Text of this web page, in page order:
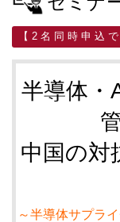
【 2 名 同 時 申 込
半導体・
中国の対
～半導体サプラ